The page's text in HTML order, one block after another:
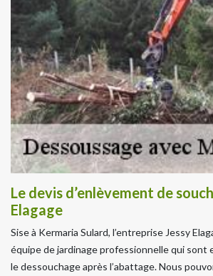
Le devis d’enlèvement de
Elagage
Sise à Kermaria Sulard, l’entreprise Jessy
équipe de jardinage professionnelle qui sont
le dessouchage après l’abattage. Nous